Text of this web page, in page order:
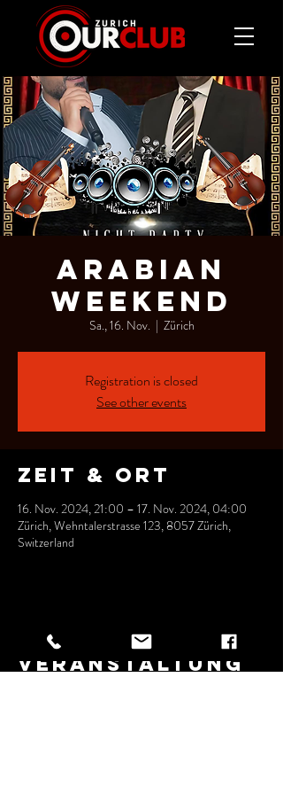
ARABIAN
WEEKEND
Sa., 16. Nov.
  |
Zürich
Registration is closed
See other events
Zeit & Ort
16. Nov. 2024, 21:00 – 17. Nov. 2024, 04:00
Zürich, Wehntalerstrasse 123, 8057 Zürich,
Switzerland
Diese
Veranstaltung